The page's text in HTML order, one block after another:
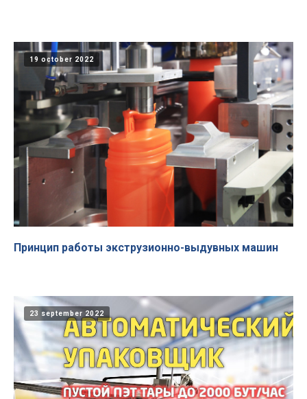
19 october 2022
Принцип работы экструзионно-выдувных машин
23 september 2022